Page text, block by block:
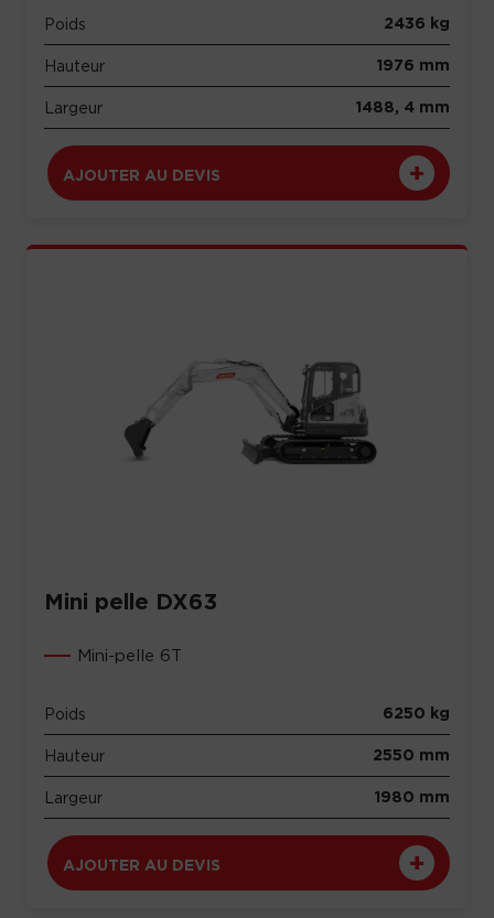
Poids 2436 kg
Hauteur 1976 mm
Largeur 1488, 4 mm
AJOUTER AU DEVIS
Mini pelle DX63
Mini-pelle 6T
Poids 6250 kg
Hauteur 2550 mm
Largeur 1980 mm
AJOUTER AU DEVIS